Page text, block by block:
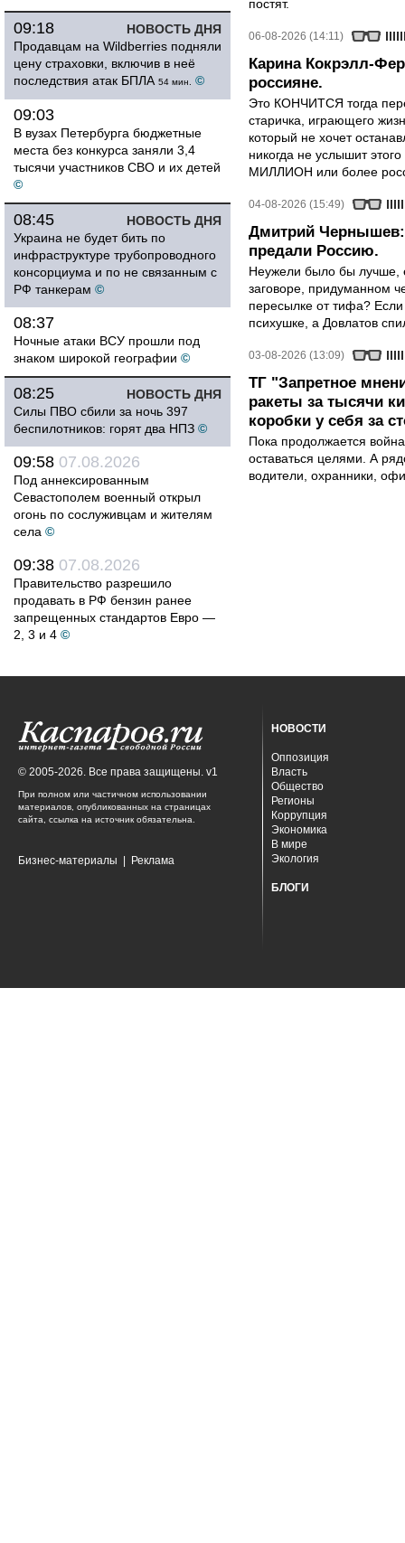
НОВОСТЬ ДНЯ
09:18
Продавцам на Wildberries подняли
цену страховки, включив в неё
последствия атак БПЛА 54 мин. ©
09:03
В вузах Петербурга бюджетные
места без конкурса заняли 3,4
тысячи участников СВО и их детей
©
НОВОСТЬ ДНЯ
08:45
Украина не будет бить по
инфраструктуре трубопроводного
консорциума и по не связанным с
РФ танкерам ©
08:37
Ночные атаки ВСУ прошли под
знаком широкой географии ©
НОВОСТЬ ДНЯ
08:25
Силы ПВО сбили за ночь 397
беспилотников: горят два НПЗ ©
09:58 07.08.2026
Под аннексированным
Севастополем военный открыл
огонь по сослуживцам и жителям
села ©
09:38 07.08.2026
Правительство разрешило
продавать в РФ бензин ранее
запрещенных стандартов Евро —
2, 3 и 4 ©
постят.
06-08-2026 (14:11)
Карина Кокрэлл-
россияне.
Это КОНЧИТСЯ тогда
старичка, играющего
который не хочет
никогда не услышит
МИЛЛИОН или более
04-08-2026 (15:49)
Дмитрий Чернышев:
предали Россию.
Неужели было бы лучше,
заговоре, придуманном
пересылке от тифа?
психушке, а Довлатов
03-08-2026 (13:09)
ТГ "Запретное
ракеты за тысячи
коробки у себя за
Пока продолжается
оставаться целями. А
водители, охранники,
© 2005-2026. Все права защищены. v1
При полном или частичном использовании
материалов, опубликованных на страницах
сайта, ссылка на источник обязательна.
Бизнес-материалы Реклама
НОВОСТИ
Оппозиция
Власть
Общество
Регионы
Коррупция
Экономика
В мире
Экология
БЛОГИ